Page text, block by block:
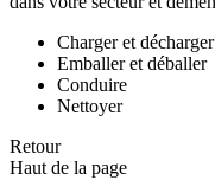
Charger et décharger
Emballer et déballer
Conduire
Nettoyer
Retour
Haut de la page